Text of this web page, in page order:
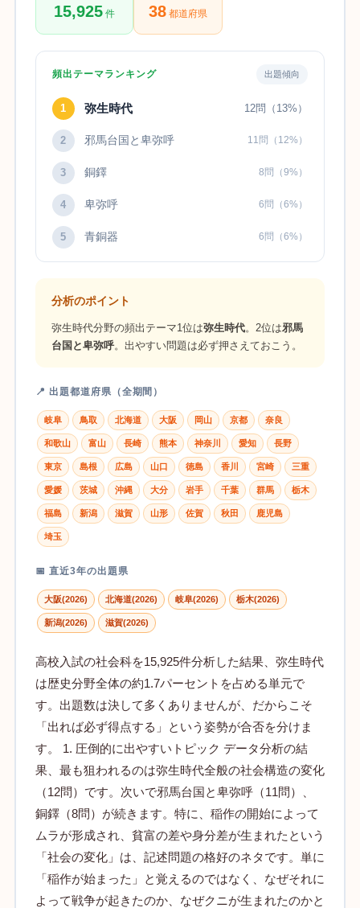
15,925件 38都道府県
頻出テーマランキング 出題傾向
1 弥生時代 12問（13%）
2 邪馬台国と卑弥呼 11問（12%）
3 銅鐸 8問（9%）
4 卑弥呼 6問（6%）
5 青銅器 6問（6%）
分析のポイント
弥生時代分野の頻出テーマ1位は弥生時代。2位は邪馬
台国と卑弥呼。出やすい問題は必ず押さえておこう。
📍 出題都道府県（全期間）
岐阜 鳥取 北海道 大阪 岡山 京都 奈良
和歌山 富山 長崎 熊本 神奈川 愛知 長野
東京 島根 広島 山口 徳島 香川 宮崎 三重
愛媛 茨城 沖縄 大分 岩手 千葉 群馬 栃木
福島 新潟 滋賀 山形 佐賀 秋田 鹿児島
埼玉
📅 直近3年の出題県
大阪(2026) 北海道(2026) 岐阜(2026) 栃木(2026)
新潟(2026) 滋賀(2026)
高校入試の社会科を15,925件分析した結果、弥生時代
は歴史分野全体の約1.7パーセントを占める単元で
す。出題数は決して多くありませんが、だからこそ
「出れば必ず得点する」という姿勢が合否を分けま
す。 1. 圧倒的に出やすいトピック データ分析の結
果、最も狙われるのは弥生時代全般の社会構造の変化
（12問）です。次いで邪馬台国と卑弥呼（11問）、
銅鐸（8問）が続きます。特に、稲作の開始によって
ムラが形成され、貧富の差や身分差が生まれたという
「社会の変化」は、記述問題の格好のネタです。単に
「稲作が始まった」と覚えるのではなく、なぜそれに
よって戦争が起きたのか、なぜクニが生まれたのかと